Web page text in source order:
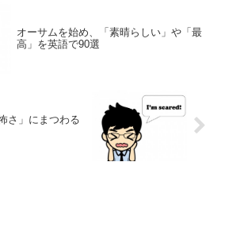
オーサムを始め、「素晴らしい」や「最
高」を英語で90選
さ」にまつわる